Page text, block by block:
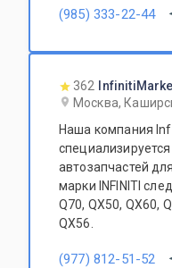
(985) 333-22-44
362
Москва,
Наша компания
автозапчастей
марки INFINITI
Q70, QX50, QX60,
QX56.
(977) 812-51-52